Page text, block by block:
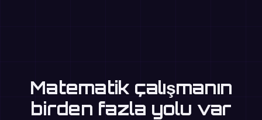
Matematik çalışmanın
birden fazla yolu var